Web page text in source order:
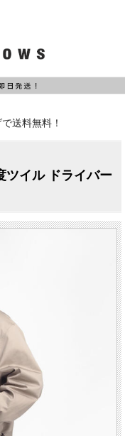
送料無料！
ツイル ドライバー